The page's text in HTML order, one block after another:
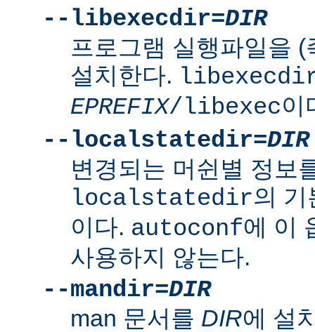
--libexecdir=DIR
프로그램 실행파일을
설치한다.
EPREFIX/libexec이
--localstatedir=DIR
변경되는 머쉰별 정보
localstatedir의
이다. autoconf에 이
사용하지 않는다.
--mandir=DIR
man 문서를 DIR에 설